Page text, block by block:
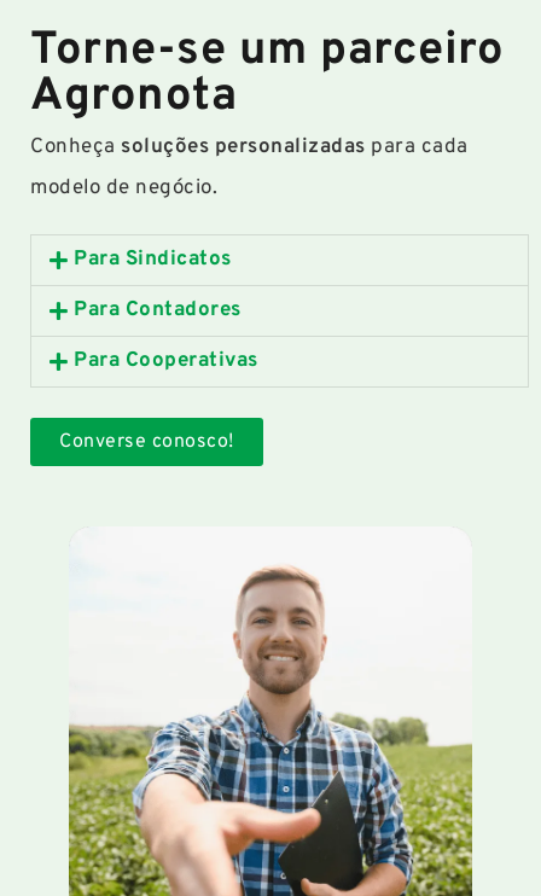
Torne-se um parceiro
Agronota
Conheça soluções personalizadas para cada
modelo de negócio.
Para Sindicatos
Para Contadores
Para Cooperativas
Converse conosco!